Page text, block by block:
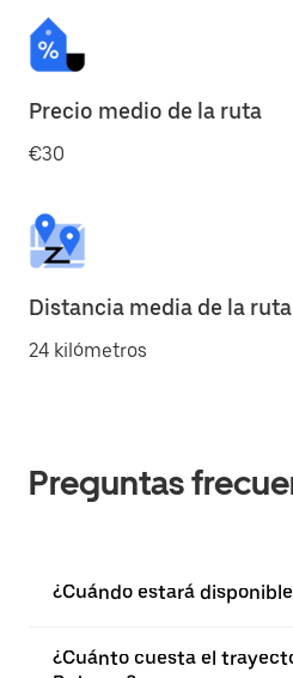
Precio medio de la ruta
€30
Distancia media de la ruta
24 kilómetros
Preguntas
¿Cuándo estará
¿Cuánto cuesta el